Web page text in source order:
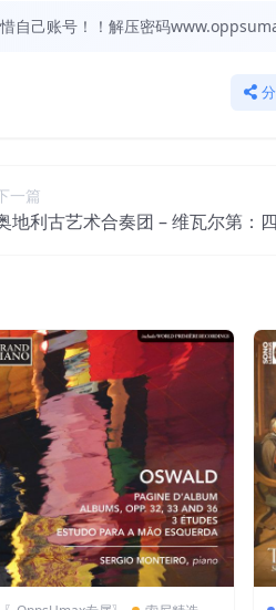
自己账号！！解压密码
一篇
地利古艺术合奏团 – 维瓦尔第：